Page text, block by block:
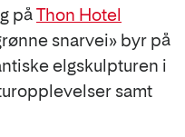
påThon Hotel
snarvei» byr på
elgskulpturen i
samt